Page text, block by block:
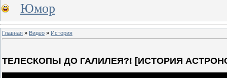
Юмор
Главная » Видео » История
ТЕЛЕСКОПЫ ДО ГАЛИЛЕЯ?! [ИСТОРИЯ